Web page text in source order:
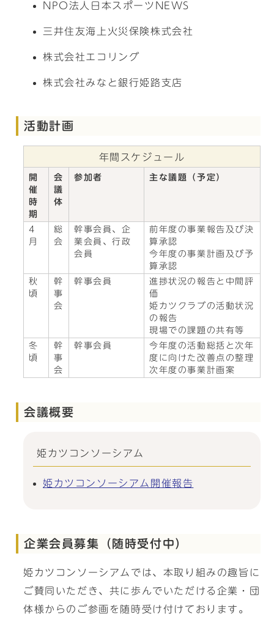
NPO法人日本スポーツNEWS
三井住友海上火災保険株式会社
株式会社エコリング
株式会社みなと銀行姫路支店
活動計画
年間スケジュール
開
催
時
期
会
議
体
参加者 主な議題（予定）
4
月
総
会
幹事会員、企
業会員、行政
会員
前年度の事業報告及び決
算承認
今年度の事業計画及び予
算承認
秋
頃
幹
事
会
幹事会員
進捗状況の報告と中間評
価
姫カツクラブの活動状況
の報告
現場での課題の共有等
冬
頃
幹
事
会
幹事会員
今年度の活動総括と次年
度に向けた改善点の整理
次年度の事業計画案
会議概要
姫カツコンソーシアム
姫カツコンソーシアム開催報告
企業会員募集（随時受付中）
姫カツコンソーシアムでは、本取り組みの趣旨に
ご賛同いただき、共に歩んでいただける企業・団
体様からのご参画を随時受け付けております。